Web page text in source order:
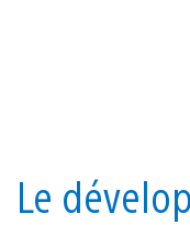
Le